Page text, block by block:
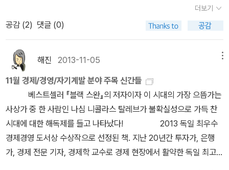
다. 그런 건 이미 알려진 사실이지만, 실제로 투자를 할 경우에는 그보
다 많은 것들이 고려될 것이다. 그렇기 때문에 일반인도 투자로 인해
수익을 얻기 힘들지만, 전문가도 반드시 수익을 올릴 수 있는 건 아니
며, 또한 여기에서 나오는 문제점을 전문가도 피하지 못하는 경우가
생기기도 하는 것 같다. 또한 실제로는 그렇지 않겠지만 심리적인 영
향으로 인해서 다르게 보이거나 합리적인 선택을 하지 못하는 경우도
있었고, 확실한 자료가 되어 줄 것만 같은 통계도 보기에 따라 다르게
생각할수 있는 여지가 있는 등, 문제가 될 만한 것은 책을 읽어가면 계
속 나온다. 그 때문인지 일반인의 투자엔 더더욱 언제나 손실이 따를
수 있는 위험성을 고려해야할 것만 같은 생각이 들었다. 하지만 그러
한 점이 문제 될 수 있는 거지만, 저자는 책의 마지막에서 재산을 지킬
나누어 단순한 삶에 대해서 썼는데, 이번 책에서는 이 책의 실전편이
라는 부제처럼 같은 내용이지만 조금더 이어져있는 내용입니다. 단
복잡하고 넘치는 것이 주는 문제를 벗어나 좀더 가볍고 여유롭게 살
기 위해서 필요하다는 것인데, 공간 시간 관계 선택 마음의 정리와도
같은 것들의 과잉으로 인한 피로감을 줄이고, 우리에게 필요하지 않
은 것을 줄이면서 더 나은 선택을 할 수 있다는 것을 쓴 것 같습니다.
2. 부자들의 생각법-- 아주 사소한 생각의 차이가 시간이 지나면서
매우 큰 차이를 보이게 되는 이유. 이 책의 저자는 누구나 부자가 되고
싶지만, 누구나 부자가 될 수 없는 것을 생각의 차이이며, 문제는 돈이
아니라 돈을 대하는 우리의 심리에 있다는 것인데, 어떤 조건에서 자
모임에서 발견한 40대 계약직 공무원 '모래의 남자'에게 부모 청부살
해를 의뢰하는 것.영리하고 기발하고 잔혹한 주인공 '방인영'이 쉴새
없이 내뱉는 말이 실제처럼 들린다. 엄마에겐 '내 머리는 엄마 남편을
닮지 않았잖아.'라고 말하고, 친구에겐 '살다가 저주를 받으면 내덕분
인 줄 알아.'라고 문자를 보낸다. 존속살인이라는 비윤리적인 계획을
세우는, 도저히 좋아할 도리가 없는 혐오스러운 인물임에도 그녀가
내뱉는 냉소적인 말의 찰기가 자꾸 시선을 끈다. “소설의 읽는 맛을
제대로 보여 준” ,“놀라운 신예 작가” 라는 평을 받은 이재찬의 첫 장
편소설. 2013 오늘의작가상 수상작. - 소설 MD 김효선책 속에서
: 경찰 두 명이 집에 침입한다. 내게 위로의 말을 건넨 후 물을 달라고
한다. 위로의 말은 '돌솥비빔밥 하나 주세요'와 다를 바 없을 만큼 형
더보기
공감 (2) 댓글 (0)
해진 2013-11-05
11월 경제/경영/자기계발 분야 주목 신간들
베스트셀러 『블랙 스완』의 저자이자 이 시대의 가장 으뜸가는
사상가 중 한 사람인 나심 니콜라스 탈레브가 불확실성으로 가득 찬
시대에 대한 해독제를 들고 나타났다! 2013 독일 최우수
경제경영 도서상 수상작으로 선정된 책. 지난 20년간 투자가, 은행
가, 경제 전문 기자, 경제학 교수로 경제 현장에서 활약한 독일 최고의